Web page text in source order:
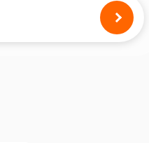
des pneus montés sur votre